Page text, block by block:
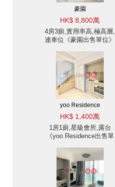
豪園
HK$ 8,800萬
4房3廁,實用率高,極高層,
連車位《豪園出售單位》
yoo Residence
HK$ 1,400萬
1房1廁,星級會所,露台
《yoo Residence出售單